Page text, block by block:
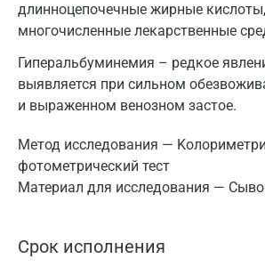
длинноцепочечные жирные
многочисленные лекарственные
Гиперальбуминемия – редкое
выявляется при сильном
и выраженном венозном застое.
Метод исследования —
фотометрический тест
Материал для исследования —
Срок исполнения